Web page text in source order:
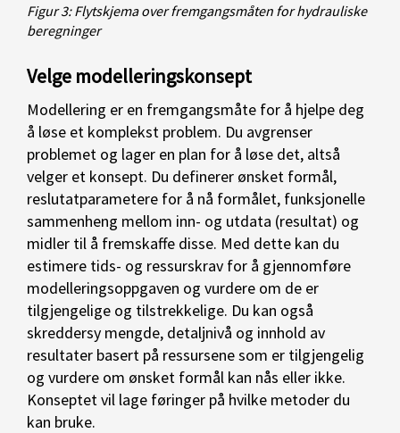
Figur 3: Flytskjema over fremgangsmåten for hydrauliske
beregninger
Velge modelleringskonsept
Modellering er en fremgangsmåte for å hjelpe deg
å løse et komplekst problem. Du avgrenser
problemet og lager en plan for å løse det, altså
velger et konsept. Du definerer ønsket formål,
reslutatparametere for å nå formålet, funksjonelle
sammenheng mellom inn- og utdata (resultat) og
midler til å fremskaffe disse. Med dette kan du
estimere tids- og ressurskrav for å gjennomføre
modelleringsoppgaven og vurdere om de er
tilgjengelige og tilstrekkelige. Du kan også
skreddersy mengde, detaljnivå og innhold av
resultater basert på ressursene som er tilgjengelig
og vurdere om ønsket formål kan nås eller ikke.
Konseptet vil lage føringer på hvilke metoder du
kan bruke.